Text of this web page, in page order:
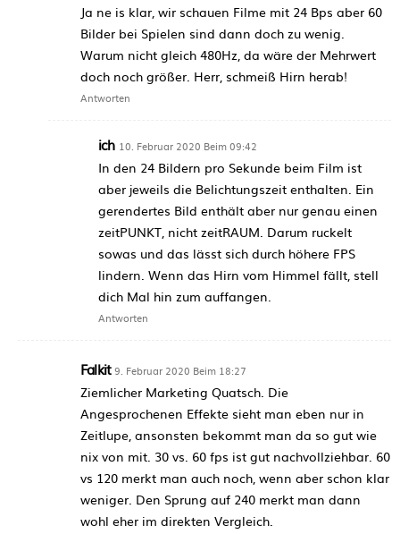
Ja ne is klar, wir schauen Filme mit 24 Bps aber 60
Bilder bei Spielen sind dann doch zu wenig.
Warum nicht gleich 480Hz, da wäre der Mehrwert
doch noch größer. Herr, schmeiß Hirn herab!
Antworten
ich 10. Februar 2020 Beim 09:42
In den 24 Bildern pro Sekunde beim Film ist
aber jeweils die Belichtungszeit enthalten. Ein
gerendertes Bild enthält aber nur genau einen
zeitPUNKT, nicht zeitRAUM. Darum ruckelt
sowas und das lässt sich durch höhere FPS
lindern. Wenn das Hirn vom Himmel fällt, stell
dich Mal hin zum auffangen.
Antworten
Falkit 9. Februar 2020 Beim 18:27
Ziemlicher Marketing Quatsch. Die
Angesprochenen Effekte sieht man eben nur in
Zeitlupe, ansonsten bekommt man da so gut wie
nix von mit. 30 vs. 60 fps ist gut nachvollziehbar. 60
vs 120 merkt man auch noch, wenn aber schon klar
weniger. Den Sprung auf 240 merkt man dann
wohl eher im direkten Vergleich.